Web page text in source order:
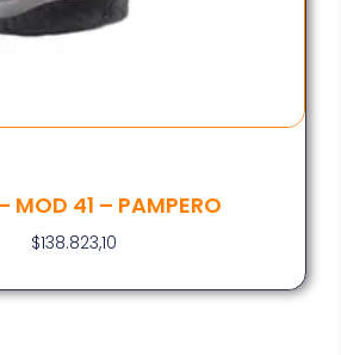
MOD 41 – PAMPERO
$138.823,10